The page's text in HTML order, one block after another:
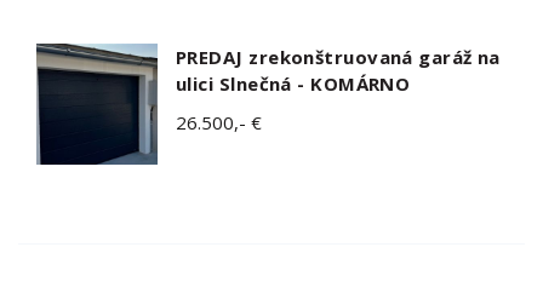
PREDAJ zrekonštruovaná garáž na
ulici Slnečná - KOMÁRNO
26.500,- €